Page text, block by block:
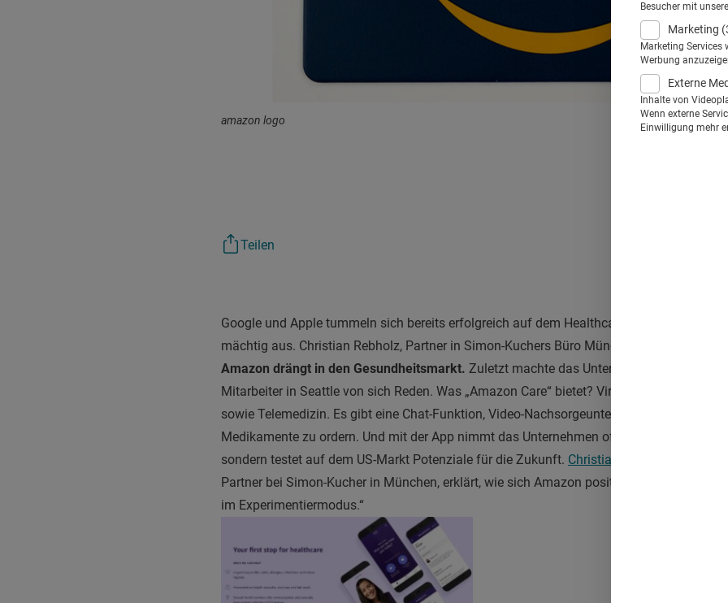
amazon logo
Teilen
Google und Apple tummeln sich bereits erfolgreich auf dem Healthcare-Markt und auch
mächtig aus. Christian Rebholz, Partner in Simon-Kuchers Büro München, beurteilt die
Amazon drängt in den Gesundheitsmarkt. Zuletzt machte das Unternehmen mit einer
Mitarbeiter in Seattle von sich Reden. Was „Amazon Care“ bietet? Virtuelle und
sowie Telemedizin. Es gibt eine Chat-Funktion, Video-Nachsorgeuntersuchungen sowie
Medikamente zu ordern. Und mit der App nimmt das Unternehmen offenbar nicht nur
sondern testet auf dem US-Markt Potenziale für die Zukunft. Christian Rebholz
Partner bei Simon-Kucher in München, erklärt, wie sich Amazon positioniert: „Amazon ist
im Experimentiermodus.“
Besucher mit
Marketing
Marketing
Werbung
Externe
Inhalte von
Wenn externe
Einwilligung mehr